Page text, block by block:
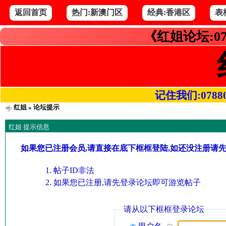
返回首页 热门:新澳门区 经典:香港区 表
《红姐论坛
记住我们
红姐» 论坛提示
红姐 提示信息
如果您已注册会员,请直接在底下框框登陆,如还没注册请
帖子ID非法
如果您已注册,请先登录论坛即可游览帖子
请从以下框框登录论坛